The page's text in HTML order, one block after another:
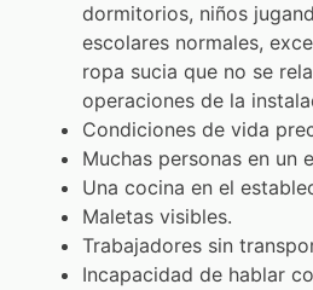
dormitorios, niños
escolares normales,
ropa sucia que no se
operaciones de la
Condiciones de vida
Muchas personas en un
Una cocina en el
Maletas visibles.
Trabajadores sin
Incapacidad de hablar